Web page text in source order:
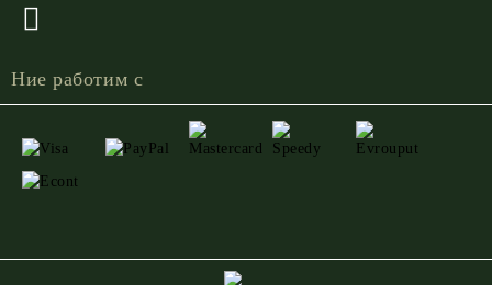
Ние работим с